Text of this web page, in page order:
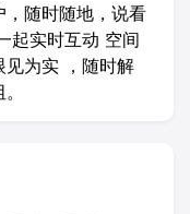
随时随地，说看
起实时互动 空间
见为实 ，随时解